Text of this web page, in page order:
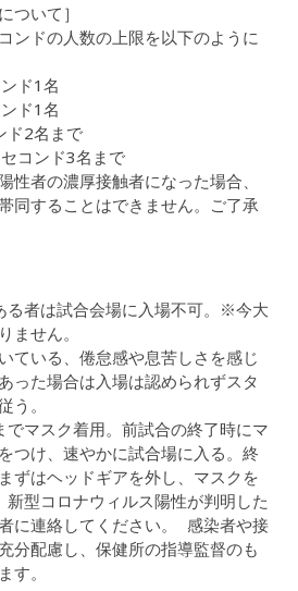
ついて］
ンドの人数の上限を以下のように
ド1名
ド1名
ド2名まで
コンド3名まで
者の濃厚接触者になった場合、
同することはできません。ご了承
る者は試合会場に入場不可。※今大
ません。
ている、倦怠感や息苦しさを感じ
った場合は入場は認められずスタ
う。
でマスク着用。前試合の終了時にマ
つけ、速やかに試合場に入る。終
ずはヘッドギアを外し、マスクを
型コロナウィルス陽性が判明した
に連絡してください。 感染者や接
分配慮し、保健所の指導監督のも
す。